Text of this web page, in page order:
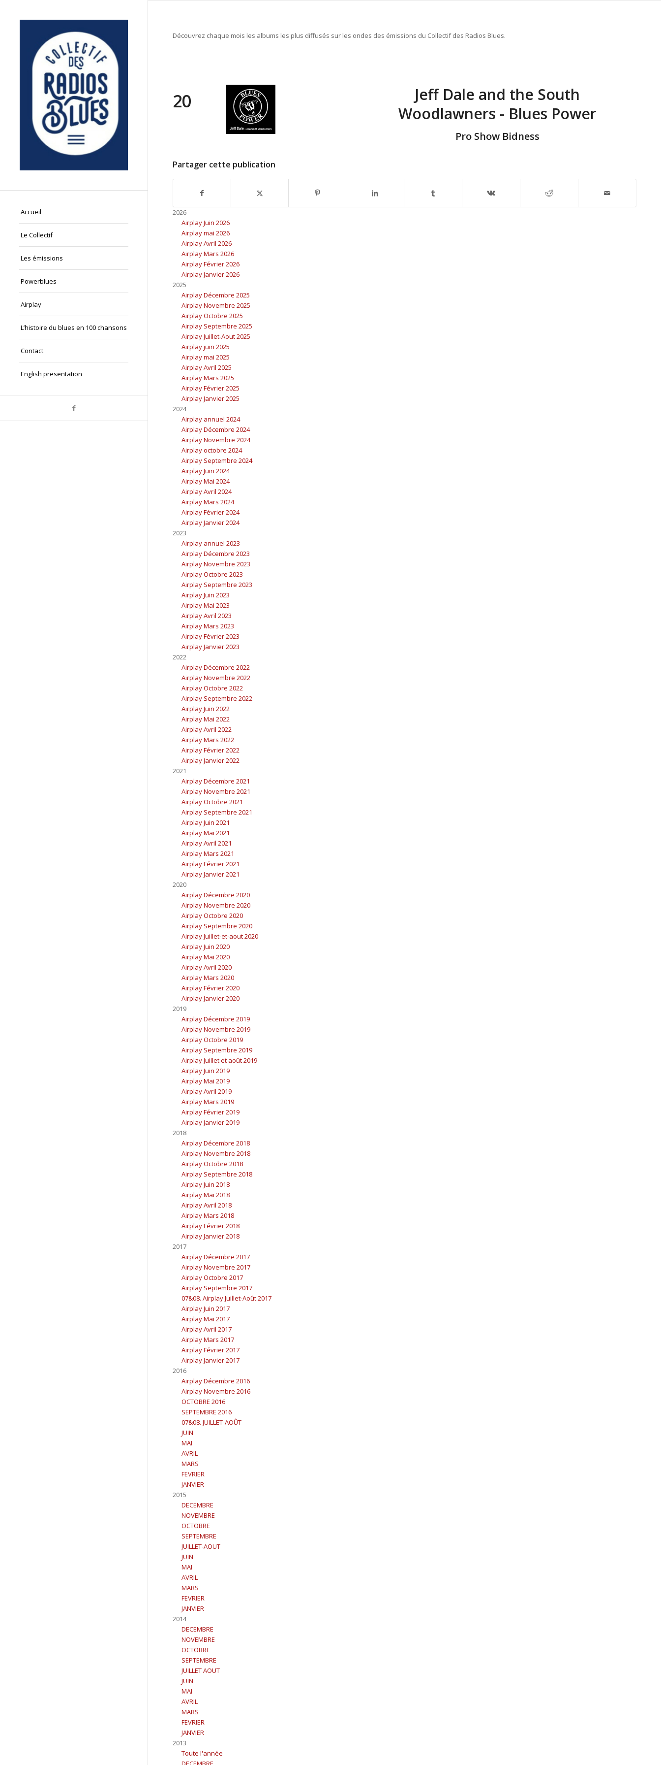
Accueil
Le Collectif
Les émissions
Powerblues
Airplay
L’histoire du blues en 100 chansons
Contact
English presentation
Découvrez chaque mois les albums les plus diffusés sur les ondes des émissions du Collectif des Radios Blues.
20
Jeff Dale and the South
Woodlawners - Blues Power
Pro Show Bidness
Partager cette publication
2026
Airplay Juin 2026
Airplay mai 2026
Airplay Avril 2026
Airplay Mars 2026
Airplay Février 2026
Airplay Janvier 2026
2025
Airplay Décembre 2025
Airplay Novembre 2025
Airplay Octobre 2025
Airplay Septembre 2025
Airplay Juillet-Aout 2025
Airplay juin 2025
Airplay mai 2025
Airplay Avril 2025
Airplay Mars 2025
Airplay Février 2025
Airplay Janvier 2025
2024
Airplay annuel 2024
Airplay Décembre 2024
Airplay Novembre 2024
Airplay octobre 2024
Airplay Septembre 2024
Airplay Juin 2024
Airplay Mai 2024
Airplay Avril 2024
Airplay Mars 2024
Airplay Février 2024
Airplay Janvier 2024
2023
Airplay annuel 2023
Airplay Décembre 2023
Airplay Novembre 2023
Airplay Octobre 2023
Airplay Septembre 2023
Airplay Juin 2023
Airplay Mai 2023
Airplay Avril 2023
Airplay Mars 2023
Airplay Février 2023
Airplay Janvier 2023
2022
Airplay Décembre 2022
Airplay Novembre 2022
Airplay Octobre 2022
Airplay Septembre 2022
Airplay Juin 2022
Airplay Mai 2022
Airplay Avril 2022
Airplay Mars 2022
Airplay Février 2022
Airplay Janvier 2022
2021
Airplay Décembre 2021
Airplay Novembre 2021
Airplay Octobre 2021
Airplay Septembre 2021
Airplay Juin 2021
Airplay Mai 2021
Airplay Avril 2021
Airplay Mars 2021
Airplay Février 2021
Airplay Janvier 2021
2020
Airplay Décembre 2020
Airplay Novembre 2020
Airplay Octobre 2020
Airplay Septembre 2020
Airplay Juillet-et-aout 2020
Airplay Juin 2020
Airplay Mai 2020
Airplay Avril 2020
Airplay Mars 2020
Airplay Février 2020
Airplay Janvier 2020
2019
Airplay Décembre 2019
Airplay Novembre 2019
Airplay Octobre 2019
Airplay Septembre 2019
Airplay Juillet et août 2019
Airplay Juin 2019
Airplay Mai 2019
Airplay Avril 2019
Airplay Mars 2019
Airplay Février 2019
Airplay Janvier 2019
2018
Airplay Décembre 2018
Airplay Novembre 2018
Airplay Octobre 2018
Airplay Septembre 2018
Airplay Juin 2018
Airplay Mai 2018
Airplay Avril 2018
Airplay Mars 2018
Airplay Février 2018
Airplay Janvier 2018
2017
Airplay Décembre 2017
Airplay Novembre 2017
Airplay Octobre 2017
Airplay Septembre 2017
07&08. Airplay Juillet-Août 2017
Airplay Juin 2017
Airplay Mai 2017
Airplay Avril 2017
Airplay Mars 2017
Airplay Février 2017
Airplay Janvier 2017
2016
Airplay Décembre 2016
Airplay Novembre 2016
OCTOBRE 2016
SEPTEMBRE 2016
07&08. JUILLET-AOÛT
JUIN
MAI
AVRIL
MARS
FEVRIER
JANVIER
2015
DECEMBRE
NOVEMBRE
OCTOBRE
SEPTEMBRE
JUILLET-AOUT
JUIN
MAI
AVRIL
MARS
FEVRIER
JANVIER
2014
DECEMBRE
NOVEMBRE
OCTOBRE
SEPTEMBRE
JUILLET AOUT
JUIN
MAI
AVRIL
MARS
FEVRIER
JANVIER
2013
Toute l'année